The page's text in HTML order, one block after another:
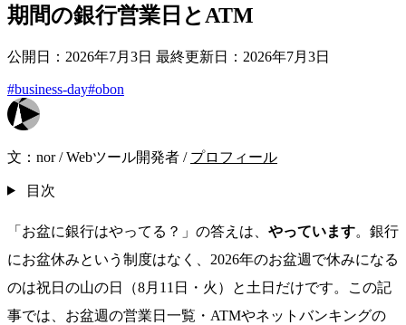
期間の銀行営業日とATM
公開日：2026年7月3日 最終更新日：2026年7月3日
#business-day#obon
文： nor /Webツール開発者 / プロフィール
目次
「お盆に銀行はやってる？」の答えは、 やっています。銀行
にお盆休みという制度はなく、2026年のお盆週で休みになる
のは祝日の山の日（8月11日・火）と土日だけです。この記
事では、お盆週の営業日一覧・ATMやネットバンキングの